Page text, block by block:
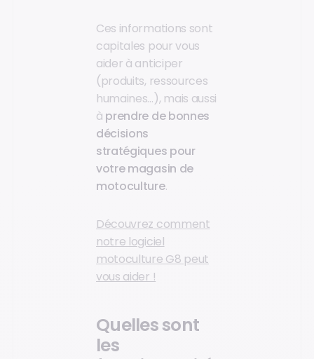
Ces informations sont
capitales pour vous
aider à anticiper
(produits, ressources
humaines…), mais aussi
à prendre de bonnes
décisions
stratégiques pour
votre magasin de
motoculture.
Découvrez comment
notre logiciel
motoculture G8 peut
vous aider !
Quelles sont
les